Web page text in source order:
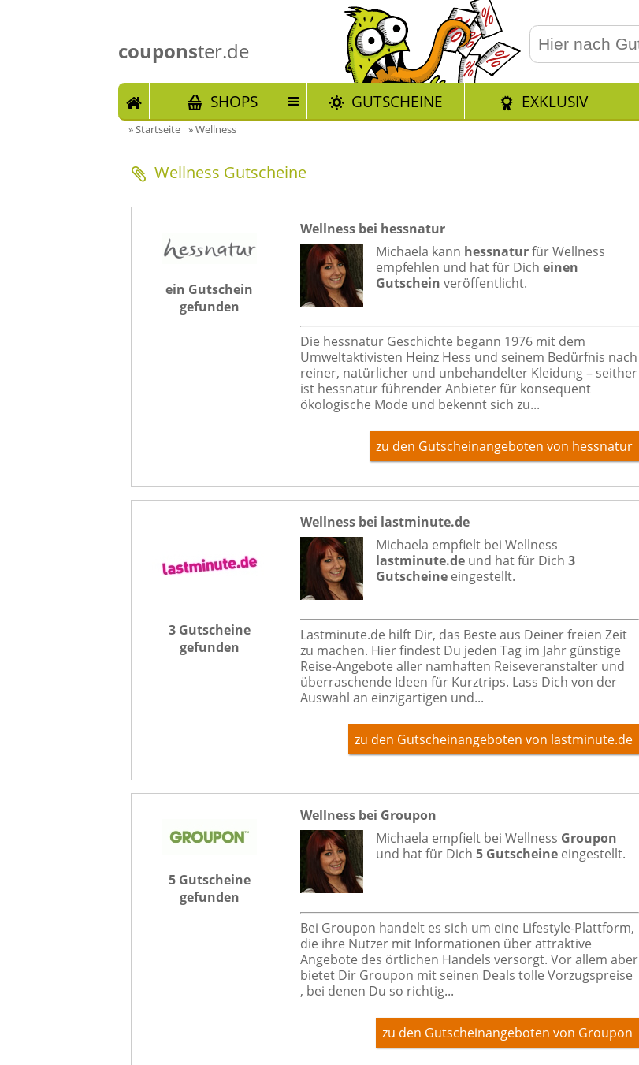
couponster.de
START SHOPS GUTSCHEINE EXKLUSIV
»Startseite »Wellness
Wellness Gutscheine
ein Gutschein
gefunden
Wellness bei hessnatur
Michaela kann hessnaturfürWellness
empfehlen und hat für Dich einen
Gutschein veröffentlicht.
Die hessnatur Geschichte begann 1976 mit dem
Umweltaktivisten Heinz Hess und seinem Bedürfnis nach
reiner, natürlicher und unbehandelter Kleidung – seither
ist hessnatur führender Anbieter für konsequent
ökologische Mode und bekennt sich zu...
zu den Gutscheinangeboten von hessnatur
3 Gutscheine
gefunden
Wellness bei lastminute.de
Michaela empfielt bei Wellness
lastminute.deund hat für Dich 3
Gutscheineeingestellt.
Lastminute.de hilft Dir, das Beste aus Deiner freien Zeit
zu machen. Hier findest Du jeden Tag im Jahr günstige
Reise-Angebote aller namhaften Reiseveranstalter und
überraschende Ideen für Kurztrips. Lass Dich von der
Auswahl an einzigartigen und...
zu den Gutscheinangeboten von lastminute.de
5 Gutscheine
gefunden
Wellness bei Groupon
Michaela empfielt bei Wellness Groupon
und hat für Dich 5 Gutscheineeingestellt.
Bei Groupon handelt es sich um eine Lifestyle-Plattform,
die ihre Nutzer mit Informationen über attraktive
Angebote des örtlichen Handels versorgt. Vor allem aber
bietet Dir Groupon mit seinen Deals tolle Vorzugspreise
, bei denen Du so richtig...
zu den Gutscheinangeboten von Groupon